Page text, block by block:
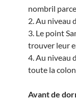
nombril
2. Au niveau
3. Le point
trouver leur
4. Au niveau
toute la
Avant de